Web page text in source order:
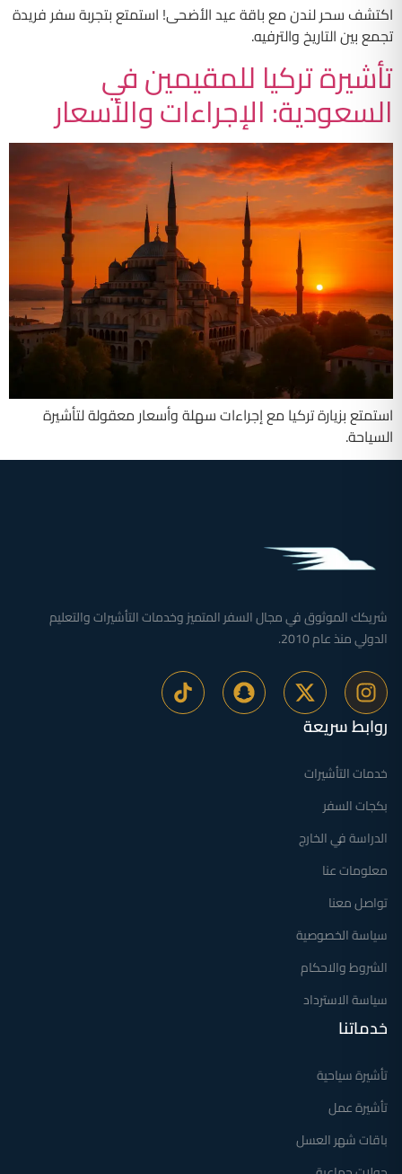
اكتشف سحر لندن مع باقة عيد الأضحى! استمتع بتجربة سفر فريدة
تجمع بين التاريخ والترفيه.
تأشيرة تركيا للمقيمين في
السعودية: الإجراءات والأسعار
استمتع بزيارة تركيا مع إجراءات سهلة وأسعار معقولة لتأشيرة
السياحة.
شريكك الموثوق في مجال السفر المتميز وخدمات التأشيرات والتعليم
الدولي منذ عام 2010.
روابط سريعة
خدمات التأشيرات
بكجات السفر
الدراسة في الخارج
معلومات عنا
تواصل معنا
سياسة الخصوصية
الشروط والاحكام
سياسة الاسترداد
خدماتنا
تأشيرة سياحية
تأشيرة عمل
باقات شهر العسل